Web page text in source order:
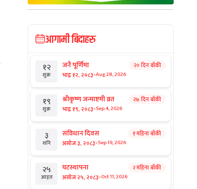
आगामी बिदाहरु
१२
शुक्र
जनै पूर्णिमा
भाद्र १२, २०८३-Aug 28, 2026
२० दिन बाँकी
१९
शुक्र
श्रीकृष्ण जन्माष्टमी व्रत
भाद्र १९, २०८३-Sep 4, 2026
२७ दिन बाँकी
३
शनि
संविधान दिवस
असोज ३, २०८३-Sep 19, 2026
१ महिना बाँकी
२५
आइत
घटस्थापना
असोज २५, २०८३-Oct 11, 2026
२ महिना बाँकी